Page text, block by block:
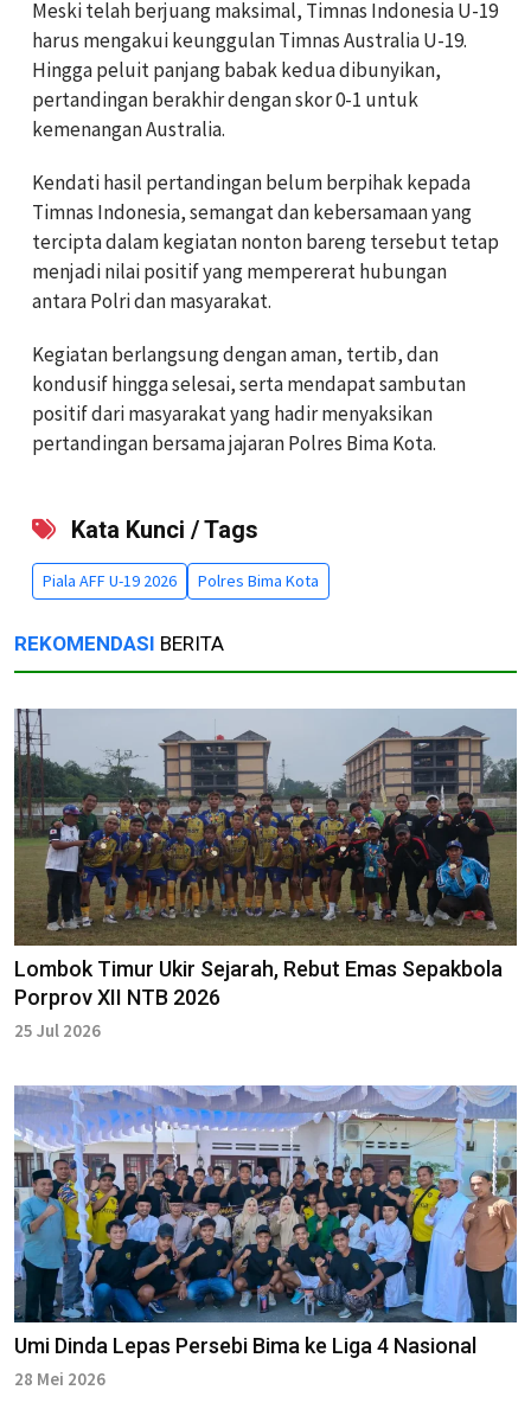
Meski telah berjuang maksimal, Timnas Indonesia U-19
harus mengakui keunggulan Timnas Australia U-19.
Hingga peluit panjang babak kedua dibunyikan,
pertandingan berakhir dengan skor 0-1 untuk
kemenangan Australia.
Kendati hasil pertandingan belum berpihak kepada
Timnas Indonesia, semangat dan kebersamaan yang
tercipta dalam kegiatan nonton bareng tersebut tetap
menjadi nilai positif yang mempererat hubungan
antara Polri dan masyarakat.
Kegiatan berlangsung dengan aman, tertib, dan
kondusif hingga selesai, serta mendapat sambutan
positif dari masyarakat yang hadir menyaksikan
pertandingan bersama jajaran Polres Bima Kota.
Kata Kunci / Tags
Piala AFF U-19 2026 Polres Bima Kota
REKOMENDASI BERITA
Lombok Timur Ukir Sejarah, Rebut Emas Sepakbola
Porprov XII NTB 2026
25 Jul 2026
Umi Dinda Lepas Persebi Bima ke Liga 4 Nasional
28 Mei 2026